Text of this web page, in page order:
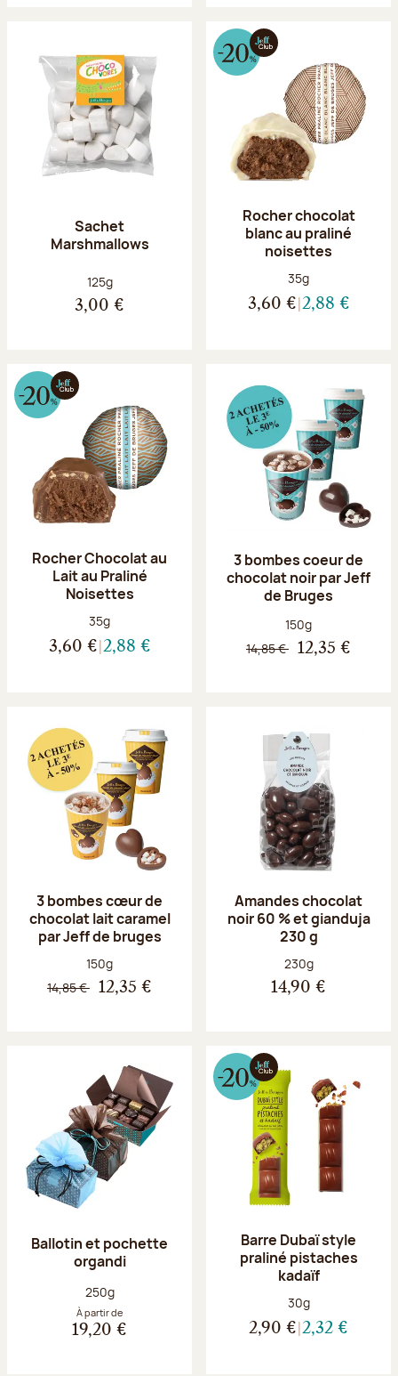
Sachet
Marshmallows
Poids net :
125g
3,00 €
Rocher chocolat
blanc au praliné
noisettes
Poids net :
35g
3,60 € 2,88 €
Rocher Chocolat au
Lait au Praliné
Noisettes
Poids net :
35g
3,60 € 2,88 €
3 bombes coeur de
chocolat noir par Jeff
de Bruges
Poids net :
150g
14,85 € 12,35 €
3 bombes cœur de
chocolat lait caramel
par Jeff de bruges
Poids net :
150g
14,85 € 12,35 €
Amandes chocolat
noir 60 % et gianduja
230 g
Poids net :
230g
14,90 €
Ballotin et pochette
organdi
Poids net :
250g
À partir de
19,20 €
Barre Dubaï style
praliné pistaches
kadaïf
Poids net :
30g
2,90 € 2,32 €